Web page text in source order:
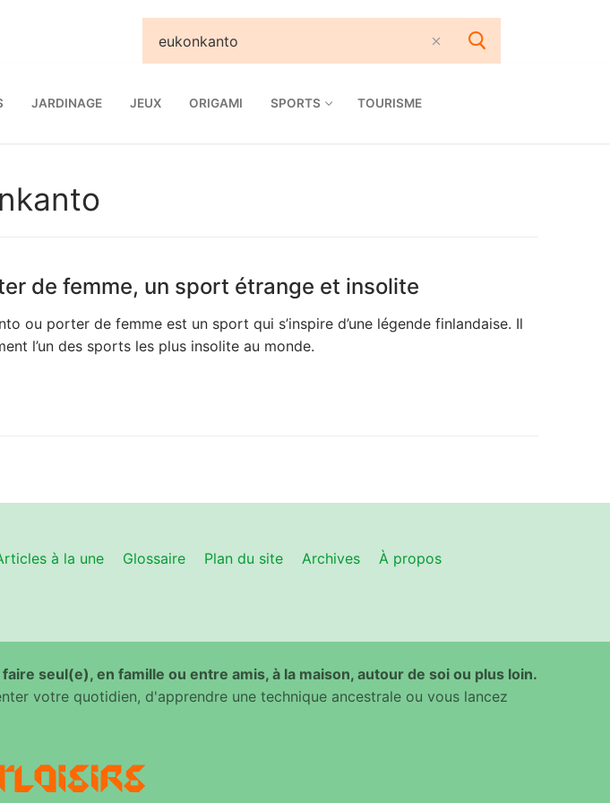
JARDINAGE JEUX ORIGAMI SPORTS TOURISME
de femme, un sport étrange et insolite
ou porter de femme est un sport qui s’inspire d’une légende finlandaise. Il
l’un des sports les plus insolite au monde.
à la une Glossaire Plan du site Archives À propos
seul(e), en famille ou entre amis, à la maison, autour de soi ou plus loin.
votre quotidien, d'apprendre une technique ancestrale ou vous lancez